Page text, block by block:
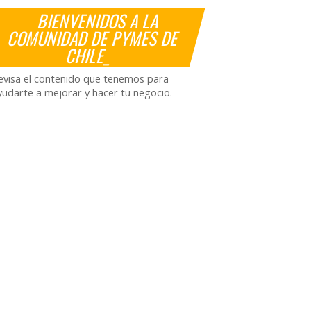
BIENVENIDOS A LA
COMUNIDAD DE PYMES DE
CHILE_
el contenido que tenemos para
a mejorar y hacer tu negocio.